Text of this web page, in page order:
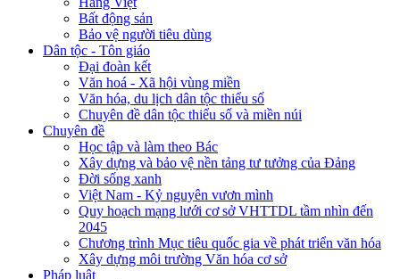
Bất động sản
Bảo vệ người tiêu dùng
Dân tộc - Tôn giáo
Đại đoàn kết
Văn hoá - Xã hội vùng miền
Văn hóa, du lịch dân tộc thiểu số
Chuyên đề dân tộc thiểu số và miền núi
Chuyên đề
Học tập và làm theo Bác
Xây dựng và bảo vệ nền tảng tư tưởng của Đảng
Đời sống xanh
Việt Nam - Kỷ nguyên vươn mình
Quy hoạch mạng lưới cơ sở VHTTDL tầm nhìn đến
2045
Chương trình Mục tiêu quốc gia về phát triển văn hóa
Xây dựng môi trường Văn hóa cơ sở
Pháp luật